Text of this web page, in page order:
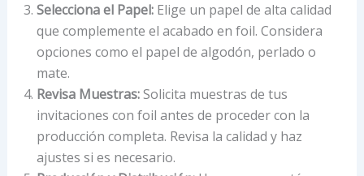
Selecciona el Papel:Elige un papel de alta calidad
que complemente el acabado en foil. Considera
opciones como el papel de algodón, perlado o
mate.
Revisa Muestras:Solicita muestras de tus
invitaciones con foil antes de proceder con la
producción completa. Revisa la calidad y haz
ajustes si es necesario.